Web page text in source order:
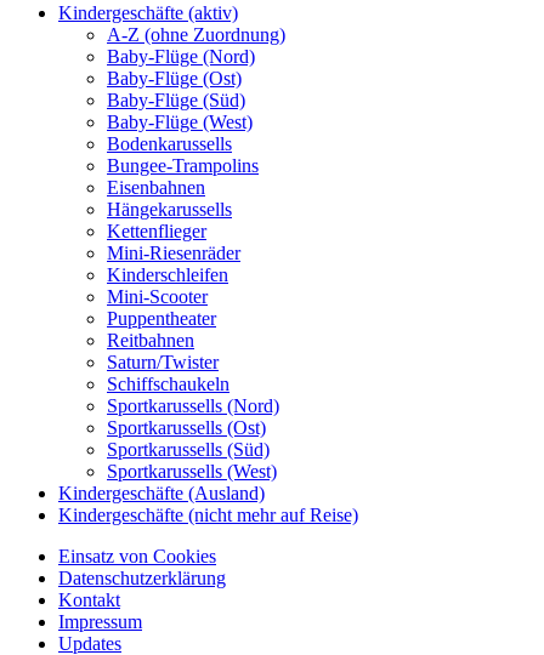
Kindergeschäfte (aktiv)
A-Z (ohne Zuordnung)
Baby-Flüge (Nord)
Baby-Flüge (Ost)
Baby-Flüge (Süd)
Baby-Flüge (West)
Bodenkarussells
Bungee-Trampolins
Eisenbahnen
Hängekarussells
Kettenflieger
Mini-Riesenräder
Kinderschleifen
Mini-Scooter
Puppentheater
Reitbahnen
Saturn/Twister
Schiffschaukeln
Sportkarussells (Nord)
Sportkarussells (Ost)
Sportkarussells (Süd)
Sportkarussells (West)
Kindergeschäfte (Ausland)
Kindergeschäfte (nicht mehr auf Reise)
Einsatz von Cookies
Datenschutzerklärung
Kontakt
Impressum
Updates